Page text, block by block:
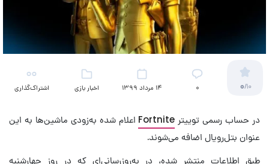
0/10 ۰ 14 مرداد 1399 اخبار بازی اشتراک‌گذاری
در حساب رسمی توییتر Fortnite اعلام شده به‌زودی ماشین‌ها به این
عنوان بتل‌رویال اضافه می‌شوند.
طبق اطلاعات منتشر شده، در به‌روزرسانی‌ای که در روز چهارشنبه